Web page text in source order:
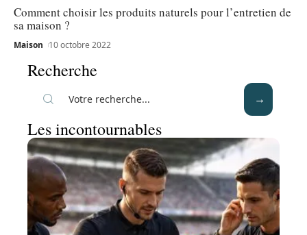
Comment choisir les produits naturels pour l’entretien de
sa maison ?
Maison 10 octobre 2022
Recherche
Les incontournables